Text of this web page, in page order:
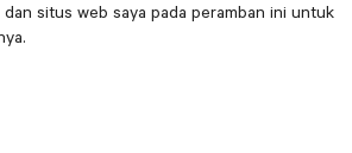
dan situs web saya pada peramban ini untuk